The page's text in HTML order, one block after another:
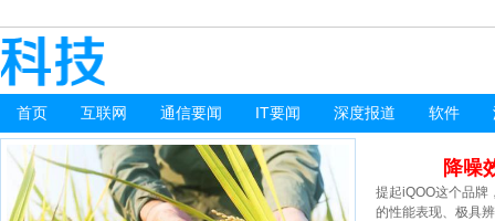
首页 互联网 通信要闻 IT要闻 深度报道 软件
降噪
提起iQOO这个品牌
的性能表现、极具